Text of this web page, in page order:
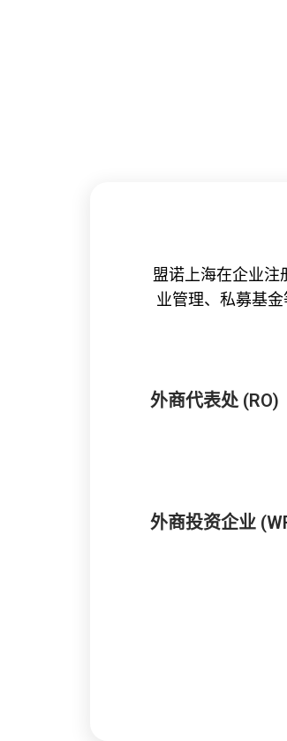
盟诺上海在企业注
业管理、私募基金
外商代表处 (RO)
外商投资企业